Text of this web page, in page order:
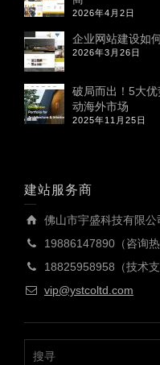
2026年4月2日
企业网站建设如
2026年3月26日
破局而出！5大
动海外市场
2025年11月25日
建站服务商
佛山市宇盛科技有限公
19886147890（咨询热
18825958958（技术支
vip@ystcoltd.com